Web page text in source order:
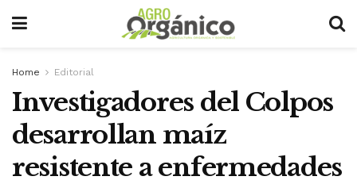
Home Editorial
Investigadores del Colpos
desarrollan maíz
resistente a enfermedades